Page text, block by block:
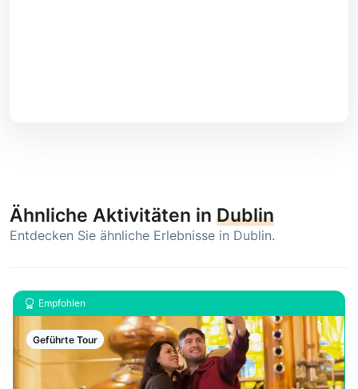
Ähnliche Aktivitäten in Dublin
Entdecken Sie ähnliche Erlebnisse in Dublin.
Empfohlen
Geführte Tour